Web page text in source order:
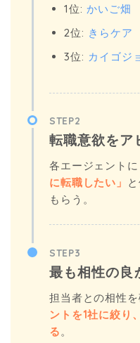
1位:かいご畑
2位: きらケア
3位: カイゴジ
STEP2
転職意欲をア
各エージェントに
に転職したい」
もらう。
STEP3
最も相性の良
担当者との相性
ントを1社に絞り
る。